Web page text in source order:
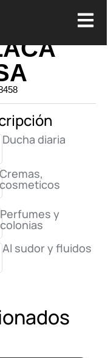
Ducha diaria
Cremas,
cosmeticos
Perfumes y
colonias
Al sudor y fluidos